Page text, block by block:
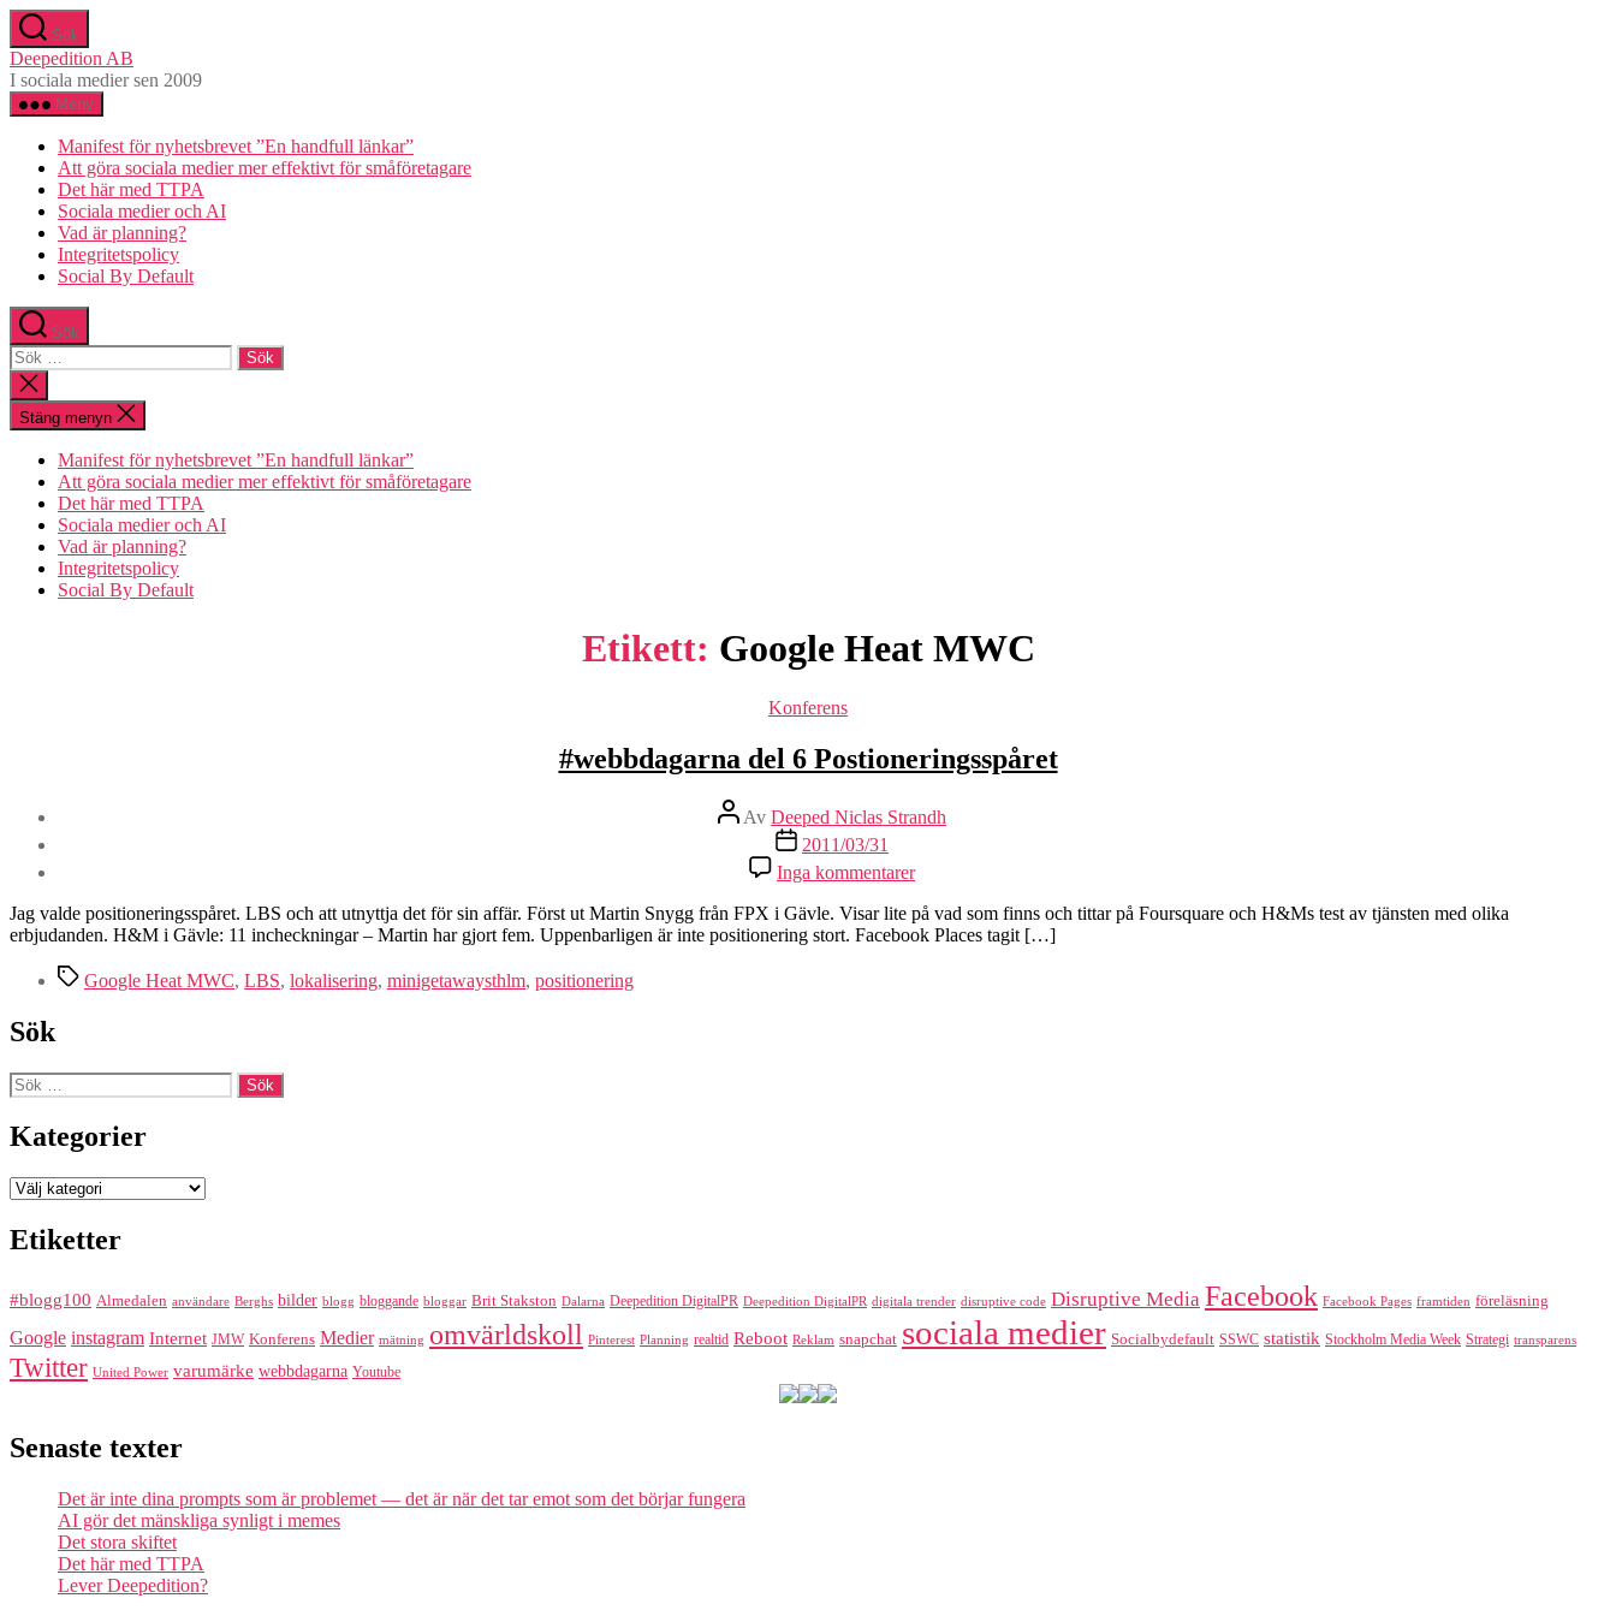
Hoppa
till
innehåll
Sök
Deepedition AB
I sociala medier sen 2009
Meny
Manifest för nyhetsbrevet ”En handfull länkar”
Att göra sociala medier mer effektivt för småföretagare
Det här med TTPA
Sociala medier och AI
Vad är planning?
Integritetspolicy
Social By Default
Sök
Sök
efter:
Stäng
sökningen
Stäng menyn
Manifest för nyhetsbrevet ”En handfull länkar”
Att göra sociala medier mer effektivt för småföretagare
Det här med TTPA
Sociala medier och AI
Vad är planning?
Integritetspolicy
Social By Default
Etikett: Google Heat MWC
Kategorier
Konferens
#webbdagarna del 6 Postioneringsspåret
Inläggsförfattare
Av Deeped Niclas Strandh
Inläggsdatum
2011/03/31
Inga kommentarertill
#webbdagarna
del
6
Postioneringsspåret
Jag valde positioneringsspåret. LBS och att utnyttja det för sin affär. Först ut Martin Snygg från FPX i Gävle. Visar lite på vad som finns och tittar på Foursquare och H&Ms test av tjänsten med olika
erbjudanden. H&M i Gävle: 11 incheckningar – Martin har gjort fem. Uppenbarligen är inte positionering stort. Facebook Places tagit […]
Etiketter
Google Heat MWC, LBS, lokalisering, minigetawaysthlm, positionering
Sök
Sök
efter:
Kategorier
Kategorier
Etiketter
#blogg100 Almedalen användare Berghs bilder blogg bloggande bloggar Brit Stakston Dalarna Deepedition DigitalPR Deepedition DigitalPR digitala trender disruptive code Disruptive Media Facebook Facebook Pages framtiden föreläsning
Google instagram Internet JMW Konferens Medier mätning omvärldskoll Pinterest Planning realtid Reboot Reklam snapchat sociala medier Socialbydefault SSWC statistik Stockholm Media Week Strategi transparens
Twitter United Power varumärke webbdagarna Youtube
Senaste texter
Det är inte dina prompts som är problemet — det är när det tar emot som det börjar fungera
AI gör det mänskliga synligt i memes
Det stora skiftet
Det här med TTPA
Lever Deepedition?